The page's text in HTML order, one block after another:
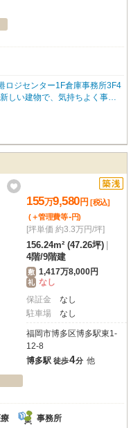
ロジセンター1F倉庫事務所3F4
しい建物で、気持ちよく事業
道橋」バス停までわずか徒歩
ても大変便利ですね。広々と
え、多様なビジネスニーズに
ター、給排水設備も完備してお
業所として効率的な運営が期
点も、ビジネスチャンスを
と、日々のちょっとした買い
便性を兼ね備えた理想のビジネ
155万9,580円 [税込]
(＋管理費等-円)
[坪単価 約3.3万円/坪]
156.24m² (47.26坪)
4階/9階建
敷 1,417万8,000円
礼 なし
保証金
なし
駐車場
なし
福岡市博多区博多駅東1-
12-8
博多駅 徒歩4分 他
事務所